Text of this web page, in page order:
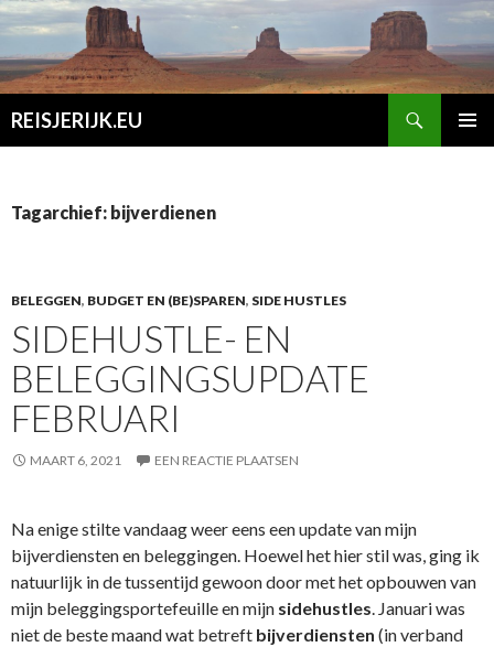
REISJERIJK.EU
Tagarchief: bijverdienen
BELEGGEN, BUDGET EN (BE)SPAREN, SIDE HUSTLES
SIDEHUSTLE- EN
BELEGGINGSUPDATE
FEBRUARI
MAART 6, 2021 EEN REACTIE PLAATSEN
Na enige stilte vandaag weer eens een update van mijn
bijverdiensten en beleggingen. Hoewel het hier stil was, ging ik
natuurlijk in de tussentijd gewoon door met het opbouwen van
mijn beleggingsportefeuille en mijn sidehustles. Januari was
niet de beste maand wat betreft bijverdiensten (in verband